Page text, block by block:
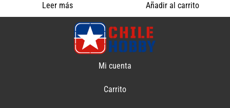
Leer más Añadir al carrito
Mi cuenta
Carrito